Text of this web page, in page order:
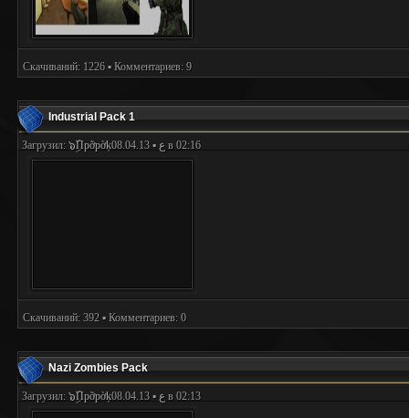
Скачиваний: 1226 ▪ Комментариев: 9
Industrial Pack 1
Загрузил: ๖ۣۜПpỡpờķع ▪ 08.04.13 в 02:16
Скачиваний: 392 ▪ Комментариев: 0
Nazi Zombies Pack
Загрузил: ๖ۣۜПpỡpờķع ▪ 08.04.13 в 02:13